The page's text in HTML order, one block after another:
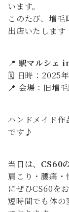
います。
このたび、増
出店いたします
📍 駅マルシェ
🗓 日時：2025
📍 会場：旧増
ハンドメイド作
です♪
当日は、 CS60
肩こり・腰痛
にぜひCS60を
短時間でも体の